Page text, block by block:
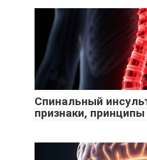
Спинальный
признаки,